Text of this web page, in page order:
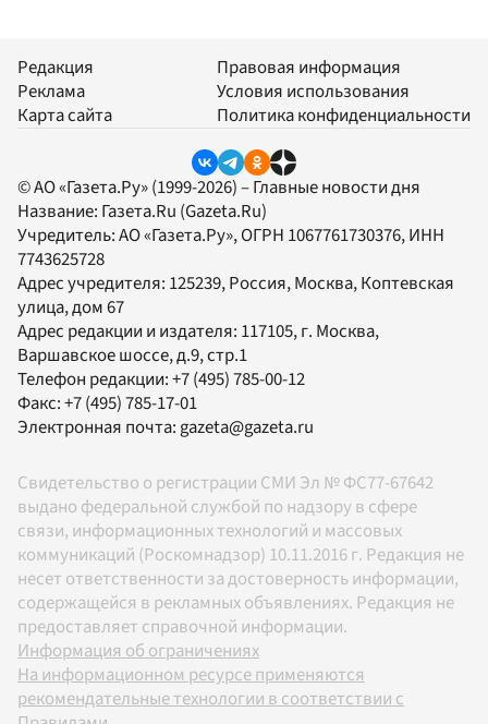
Редакция
Реклама
Карта сайта
Правовая информация
Условия использования
Политика конфиденциальности
© АО «Газета.Ру» (1999-2026) – Главные новости дня
Название: Газета.Ru (Gazeta.Ru)
Учредитель:АО «Газета.Ру», ОГРН 1067761730376, ИНН
7743625728
Адрес учредителя: 125239, Россия, Москва, Коптевская
улица, дом 67
Адрес редакции и издателя: 117105, г. Москва,
Варшавское шоссе, д.9, стр.1
Телефон редакции:+7 (495) 785-00-12
Факс:+7 (495) 785-17-01
Электронная почта:gazeta@gazeta.ru
Свидетельство о регистрации СМИ Эл № ФС77-67642
выдано федеральной службой по надзору в сфере
связи, информационных технологий и массовых
коммуникаций (Роскомнадзор) 10.11.2016 г. Редакция не
несет ответственности за достоверность информации,
содержащейся в рекламных объявлениях. Редакция не
предоставляет справочной информации.
Информация об ограничениях
На информационном ресурсе применяются
рекомендательные технологии в соответствии с